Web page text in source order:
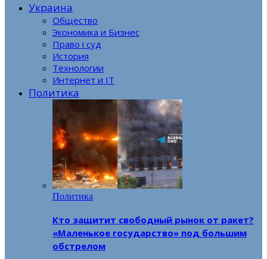
Украина
Общество
Экономика и Бизнес
Право і суд
История
Технологии
Интернет и IT
Политика
Политика
Кто защитит свободный рынок от ракет?
«Маленькое государство» под большим
обстрелом